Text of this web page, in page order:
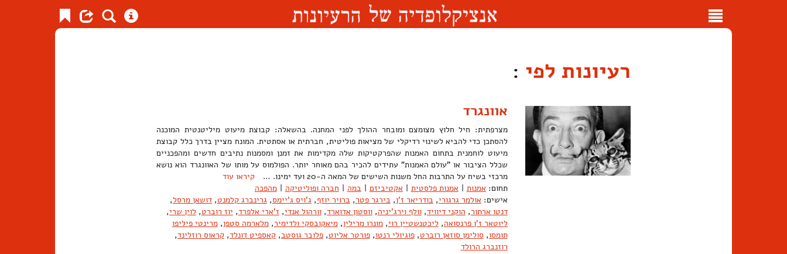
Toggle
רעיונות לפי :
אוונגרד
מצרפתית: חיל חלוץ מצומצם ומובחר ההולך לפני המחנה. בהשאלה: קבוצת מיעוט מיליטנטית המוכנה
להסתכן כדי להביא לשינוי רדיקלי של מציאות פוליטית, חברתית או אסתטית. המונח מציין בדרך כלל קבוצת
מיעוט לוחמנית בתחום האמנות שהפרקטיקות שלה מקדימות את זמנן ומסמנות נתיבים חדשים ומהפכניים
שכלל הציבור או "עולם האמנות" עתידים להכיר בהם מאוחר יותר. הפולמוס על מותו של האוונגרד הוא נושא
מרכזי בשיח על התרבות החל משנות השישים של המאה ה-20 ועד ימינו. …
קיראו עוד
תחום: אמנות | אמנות פלסטית | אקטיביזם | במה | חברה ופוליטיקה | מהפכה
אישים: אולמר גרגורי,בודריאר ז'ן,בירגר פטר,ברויר יוזף, ג'ויס ג'יימס, גרינברג קלמנט,דושאן מרסל,
דנטו ארתור, הוקני דיוויד,וולף וירג'יניה,ווסטון אדוארד,וורהול אנדי,ז'ארי אלפרד, יוז רוברט,לוין שרי,
ליוטאר ז'ן פרנסואה,ליכטנשטיין רוי,מונרו מרילין,מיאקובסקי ולדימיר,מלארמה סטפן,מרינטי פיליפו
תומסו,סולימן סוזאן רוברט,פוגיולי רנטו,פורטר אליוט,פלובר גוסטב,קאספיט דונלד,קראוס רוזלינד,
רוזנברג הרולד